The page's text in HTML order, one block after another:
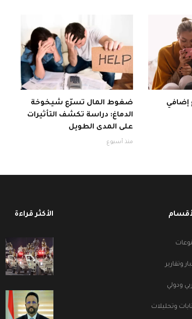
إضافي
ضغوط المال تسرّع شيخوخة
الدماغ: دراسة تكشف التأثيرات
على المدى الطويل
منذ أسبوع
وتقارير
ودولي
وتحليلات
الأكثر قراءة